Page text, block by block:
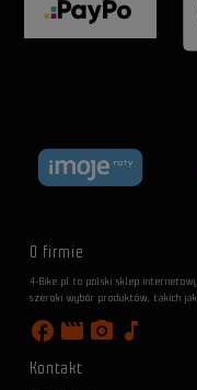
O firmie
4-Bike.pl to polski sklep
szeroki wybór produktów, takich
facebook movie photo_camera music_note
Kontakt